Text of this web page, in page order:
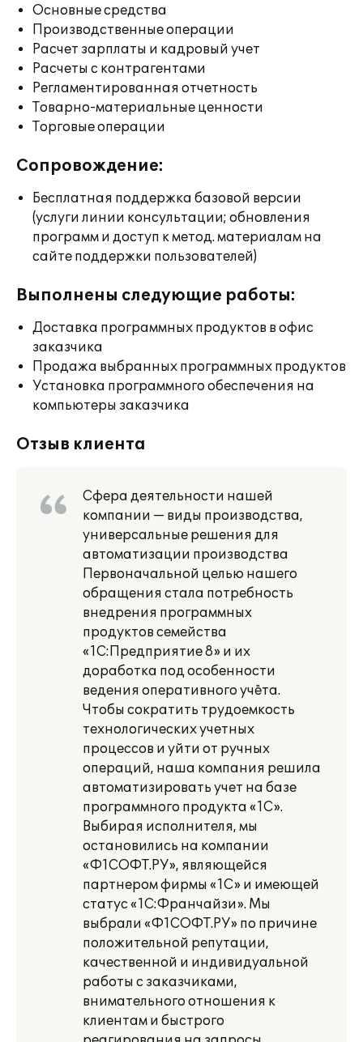
Основные средства
Производственные операции
Расчет зарплаты и кадровый учет
Расчеты с контрагентами
Регламентированная отчетность
Товарно-материальные ценности
Торговые операции
Сопровождение:
Бесплатная поддержка базовой версии
(услуги линии консультации; обновления
программ и доступ к метод. материалам на
сайте поддержки пользователей)
Выполнены следующие работы:
Доставка программных продуктов в офис
заказчика
Продажа выбранных программных продуктов
Установка программного обеспечения на
компьютеры заказчика
Отзыв клиента
Сфера деятельности нашей
компании — виды производства,
универсальные решения для
автоматизации производства
Первоначальной целью нашего
обращения стала потребность
внедрения программных
продуктов семейства
«1С:Предприятие 8» и их
доработка под особенности
ведения оперативного учёта.
Чтобы сократить трудоемкость
технологических учетных
процессов и уйти от ручных
операций, наша компания решила
автоматизировать учет на базе
программного продукта «1С».
Выбирая исполнителя, мы
остановились на компании
«Ф1СОФТ.РУ», являющейся
партнером фирмы «1С» и имеющей
статус «1С:Франчайзи». Мы
выбрали «Ф1СОФТ.РУ» по причине
положительной репутации,
качественной и индивидуальной
работы с заказчиками,
внимательного отношения к
клиентам и быстрого